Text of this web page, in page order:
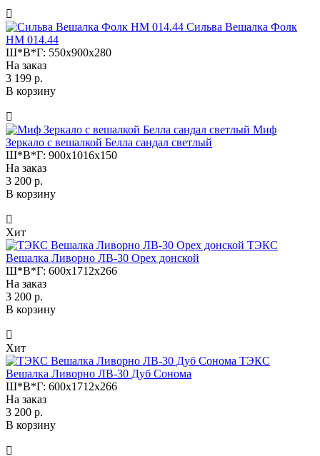
Сильва Вешалка Фолк
НМ 014.44
Ш*В*Г: 550x900x280
На заказ
3 199 р.
В корзину
Миф
Зеркало с вешалкой Белла сандал светлый
Ш*В*Г: 900x1016x150
На заказ
3 200 р.
В корзину
Хит
ТЭКС
Вешалка Ливорно ЛВ-30 Орех донской
Ш*В*Г: 600x1712x266
На заказ
3 200 р.
В корзину
Хит
ТЭКС
Вешалка Ливорно ЛВ-30 Дуб Сонома
Ш*В*Г: 600x1712x266
На заказ
3 200 р.
В корзину